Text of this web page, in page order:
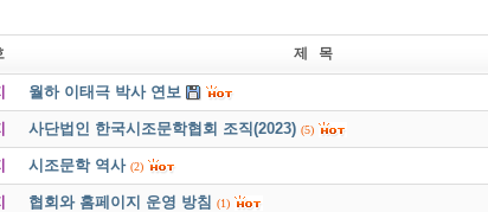
제 목
월하 이태극 박사 연보
사단법인 한국시조문학협회 조직(2023) (5)
시조문학 역사 (2)
협회와 홈페이지 운영 방침 (1)